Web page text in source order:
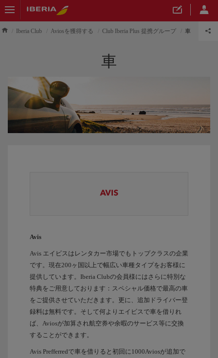
Iberia Club Aviosを獲得する Club Iberia Plus 提携グループ 車
車
Avis
Avis エイビスはレンタカー市場でもトップクラスの企業
です。現在200ヶ国以上で幅広い車種タイプをお客様に
提供しています。Iberia Clubの会員様にはさらに特別な
特典をご用意しております：スペシャル価格で最高の車
をご提供させていただきます。更に、追加ドライバー登
録料は無料です。そして何よりエイビスで車を借りれ
ば、Aviosが加算され航空券や余暇のサービス等に交換
することができます。
Avis Prefferredで車を借りると初回に1000Aviosが追加で